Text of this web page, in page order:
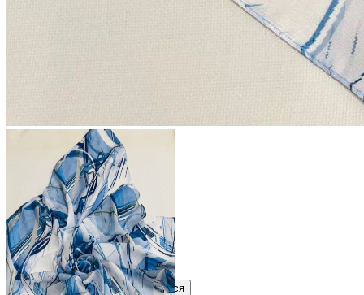
В розницу
?
Узнать оптовую цену сейчас
Войти Зарегистрироваться